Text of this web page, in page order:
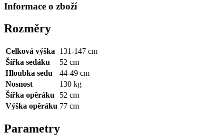
Informace o zboží
Rozměry
Celková výška
131-147 cm
Šířka sedáku
52 cm
Hloubka sedu
44-49 cm
Nosnost
130 kg
Šířka opěráku
52 cm
Výška opěráku 77 cm
Parametry